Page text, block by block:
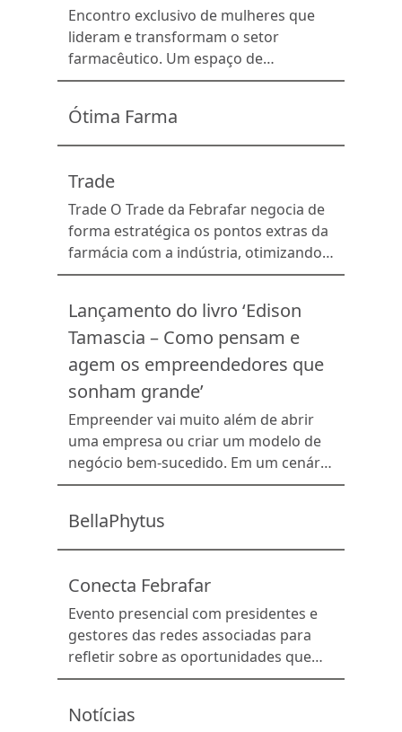
Encontro exclusivo de mulheres que
lideram e transformam o setor
farmacêutico. Um espaço de
inspiração, conexão e troca de
experiências, fortalecendo o
protagonismo feminino.
Ótima Farma
Trade
Trade O Trade da Febrafar negocia de
forma estratégica os pontos extras da
farmácia com a indústria, otimizando a
exposição de produtos específicos,
negócio e agregando valor à jornada
de compra do cliente. Ao valorizar a
exposição no balcão de atendimento,
nas pontas de gôndola, nos cestões do
autosserviço e no […]
Lançamento do livro ‘Edison
Tamascia – Como pensam e
agem os empreendedores que
sonham grande’
Empreender vai muito além de abrir
uma empresa ou criar um modelo de
negócio bem-sucedido. Em um cenário
cada vez mais competitivo, a diferença
líderes pensam, tomam decisões e
mobilizam pessoas em torno de um
perspectiva que está no centro do livro
Edison Tamascia – […]
BellaPhytus
Conecta Febrafar
Evento presencial com presidentes e
gestores das redes associadas para
refletir sobre as oportunidades que
existem dentro da Febrafar,
conjunto das farmácias no mercado
Notícias